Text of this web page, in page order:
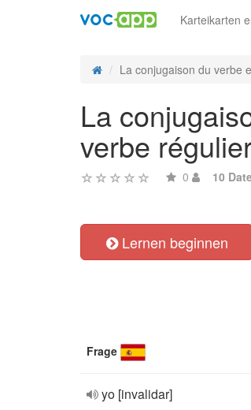
Karteikarten
La conjugaison du verbe
La
verbe
0 10
Lernen beginnen
Frage
yo [invalidar]